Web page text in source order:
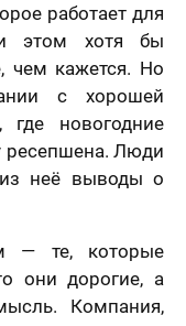
работает для
этом хотя бы
чем кажется. Но
с хорошей
где новогодние
ресепшена. Люди
неё выводы о
— те, которые
они дорогие, а
Компания,